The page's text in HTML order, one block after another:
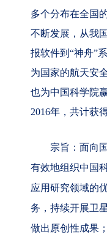
多个分布在全国
不断发展，从我
报软件到“神舟”
为国家的航天安
也为中国科学院
2016年，共计获
宗旨：面向
有效地组织中国
应用研究领域的
务，持续开展卫
做出原创性成果